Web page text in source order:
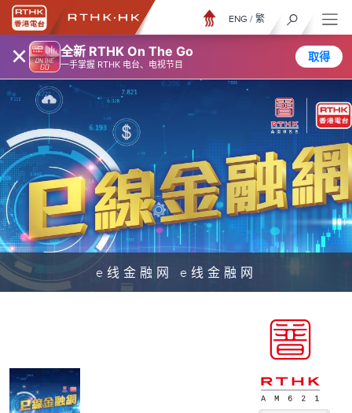
× 全新 RTHK On The Go
一手掌握 RTHK 电台、电视节目
取得
ENG / 繁
e线金融网 e线金融网